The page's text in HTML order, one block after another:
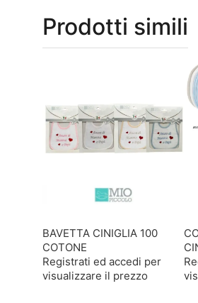
Prodotti simili
BAVETTA CINIGLIA 100
COTONE
Registrati ed accedi per
visualizzare il prezzo